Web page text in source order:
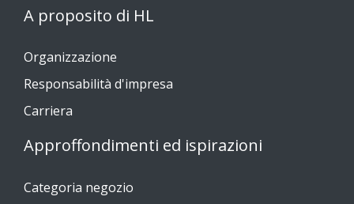
A proposito di HL
Organizzazione
Responsabilità d'impresa
Carriera
Approffondimenti ed ispirazioni
Categoria negozio